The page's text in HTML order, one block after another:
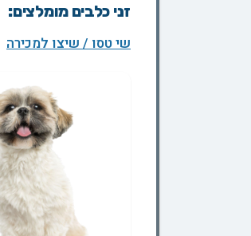
זני כלבים מומלצים:
שי טסו / שיצו למכירה